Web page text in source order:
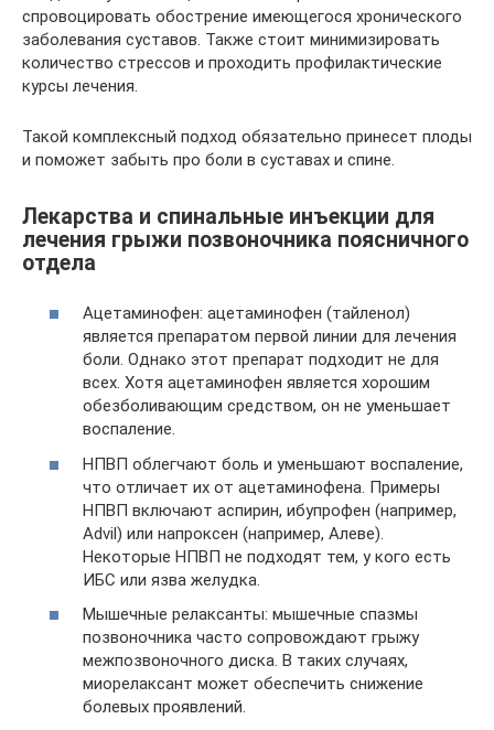
спровоцировать обострение имеющегося хронического
заболевания суставов. Также стоит минимизировать
количество стрессов и проходить профилактические
курсы лечения.
Такой комплексный подход обязательно принесет плоды
и поможет забыть про боли в суставах и спине.
Лекарства и спинальные инъекции для
лечения грыжи позвоночника поясничного
отдела
Ацетаминофен: ацетаминофен (тайленол)
является препаратом первой линии для лечения
боли. Однако этот препарат подходит не для
всех. Хотя ацетаминофен является хорошим
обезболивающим средством, он не уменьшает
воспаление.
НПВП облегчают боль и уменьшают воспаление,
что отличает их от ацетаминофена. Примеры
НПВП включают аспирин, ибупрофен (например,
Advil) или напроксен (например, Алеве).
Некоторые НПВП не подходят тем, у кого есть
ИБС или язва желудка.
Мышечные релаксанты: мышечные спазмы
позвоночника часто сопровождают грыжу
межпозвоночного диска. В таких случаях,
миорелаксант может обеспечить снижение
болевых проявлений.